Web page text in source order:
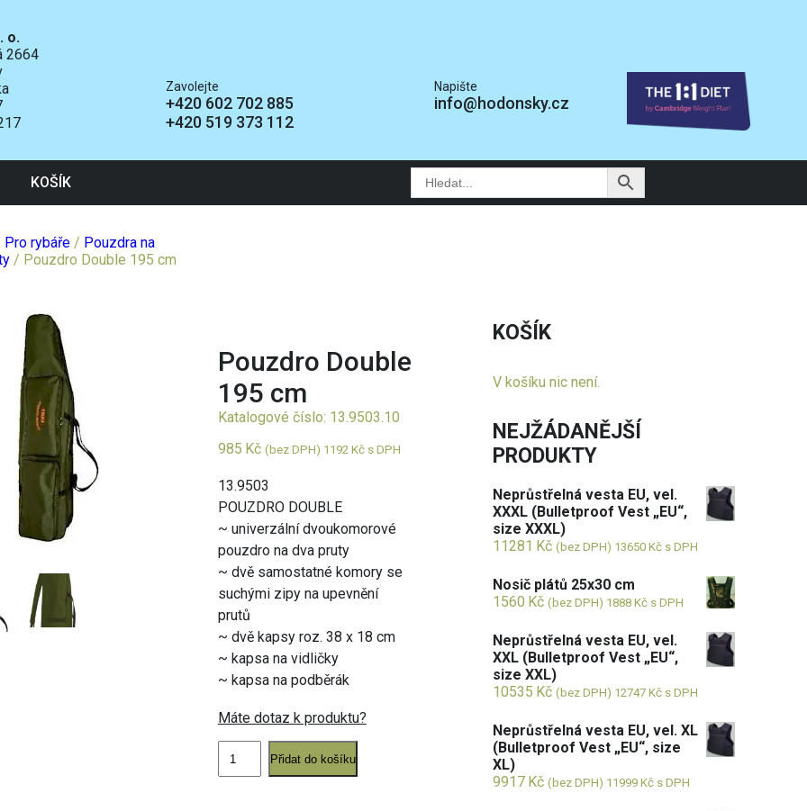
o.
2664
Zavolejte
+420 602 702 885
+420 519 373 112
Napište
info@hodonsky.cz
KOŠÍK
KOŠÍK
V košíku nic není.
NEJŽÁDANĚJŠÍ
PRODUKTY
Neprůstřelná vesta EU, vel.
XXXL (Bulletproof Vest „EU“,
size XXXL)
11281 Kč (bez DPH) 13650 Kč s DPH
Nosič plátů 25x30 cm
1560 Kč (bez DPH) 1888 Kč s DPH
Neprůstřelná vesta EU, vel.
XXL (Bulletproof Vest „EU“,
size XXL)
10535 Kč (bez DPH) 12747 Kč s DPH
Neprůstřelná vesta EU, vel. XL
(Bulletproof Vest „EU“, size
XL)
9917 Kč (bez DPH) 11999 Kč s DPH
Pro rybáře/ Pouzdra na
/ Pouzdro Double 195 cm
Pouzdro Double
195 cm
Katalogové číslo: 13.9503.10
985 Kč (bez DPH) 1192 Kčs DPH
13.9503
POUZDRO DOUBLE
~ univerzální dvoukomorové
pouzdro na dva pruty
~ dvě samostatné komory se
suchými zipy na upevnění
prutů
~ dvě kapsy roz. 38 x 18 cm
~ kapsa na vidličky
~ kapsa na podběrák
Máte dotaz k produktu?
Double
195
Přidat do košíku